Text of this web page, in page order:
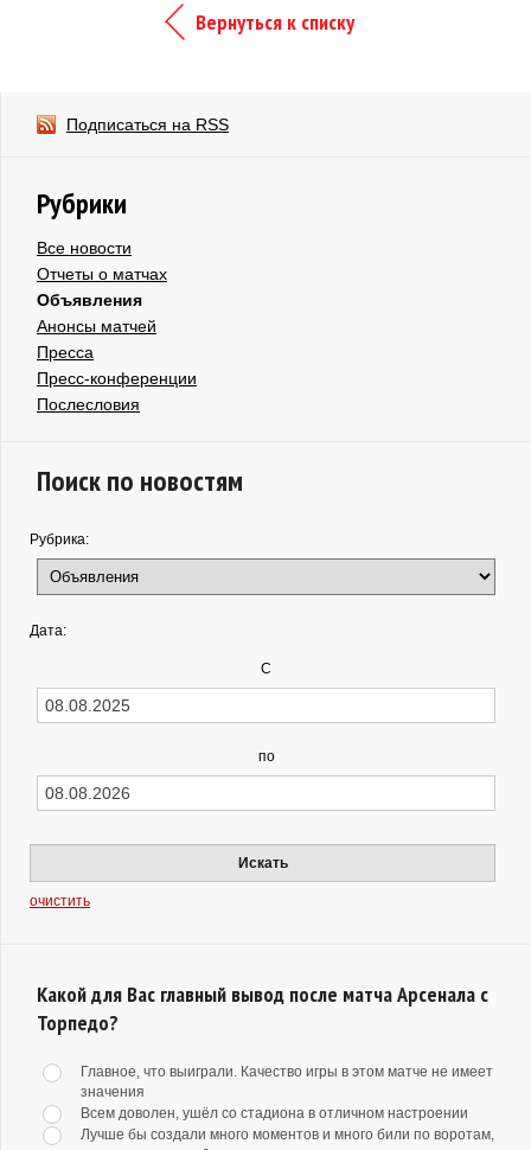
Вернуться к списку
Подписаться на RSS
Рубрики
Все новости
Отчеты о матчах
Объявления
Анонсы матчей
Пресса
Пресс-конференции
Послесловия
Поиск по новостям
Рубрика:
Дата:
С
по
Искать
очистить
Какой для Вас главный вывод после матча Арсенала с
Торпедо?
Главное, что выиграли. Качество игры в этом матче не имеет
значения
Всем доволен, ушёл со стадиона в отличном настроении
Лучше бы создали много моментов и много били по воротам,